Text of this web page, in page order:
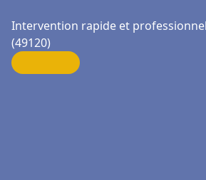
Intervention rapide et
(49120)